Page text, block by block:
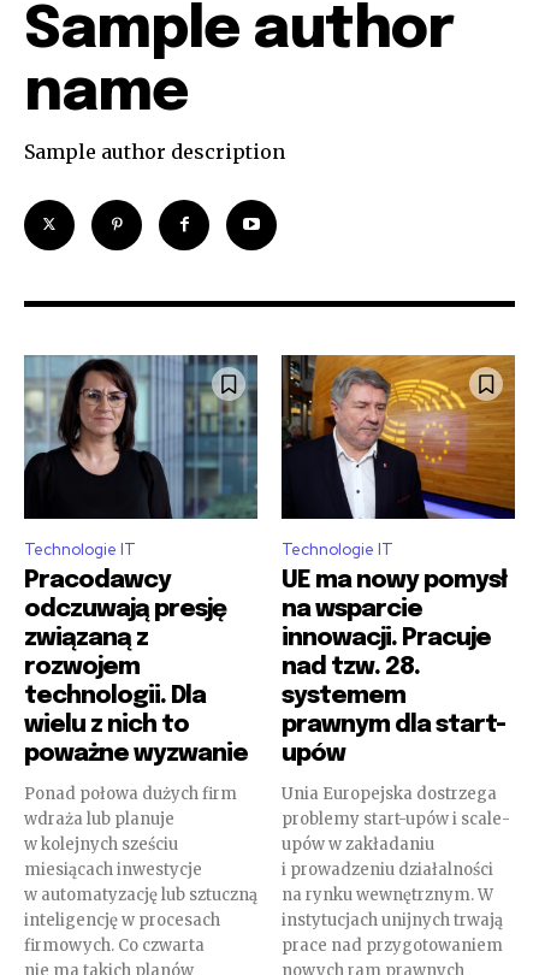
Join our community of
SUBSCRIBERS and be part of the
conversation.
To subscribe, simply enter your email address on our website
or click the subscribe button below. Don't worry, we respect
your privacy and won't spam your inbox. Your information is
safe with us.
[tds_leads input_placeholder=”Your email address”
btn_horiz_align=”content-horiz-center” pp_checkbox=”yes”
Sample author
name
Sample author description
Technologie IT
Pracodawcy
odczuwają presję
związaną z
rozwojem
technologii. Dla
wielu z nich to
poważne wyzwanie
Ponad połowa dużych firm
wdraża lub planuje
w kolejnych sześciu
miesiącach inwestycje
w automatyzację lub sztuczną
inteligencję w procesach
firmowych. Co czwarta
nie ma takich planów
Technologie IT
UE ma nowy pomysł
na wsparcie
innowacji. Pracuje
nad tzw. 28.
systemem
prawnym dla start-
upów
Unia Europejska dostrzega
problemy start-upów i scale-
upów w zakładaniu
i prowadzeniu działalności
na rynku wewnętrznym. W
instytucjach unijnych trwają
prace nad przygotowaniem
nowych ram prawnych